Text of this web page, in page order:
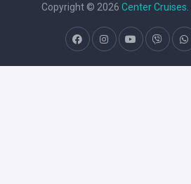
Copyright © 2026 Center Cruises